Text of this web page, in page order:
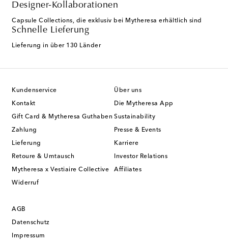
Designer-Kollaborationen
Capsule Collections, die exklusiv bei Mytheresa erhältlich sind
Schnelle Lieferung
Lieferung in über 130 Länder
Kundenservice
Kontakt
Gift Card & Mytheresa Guthaben
Zahlung
Lieferung
Retoure & Umtausch
Mytheresa x Vestiaire Collective
Widerruf
Über uns
Die Mytheresa App
Sustainability
Presse & Events
Karriere
Investor Relations
Affiliates
AGB
Datenschutz
Impressum